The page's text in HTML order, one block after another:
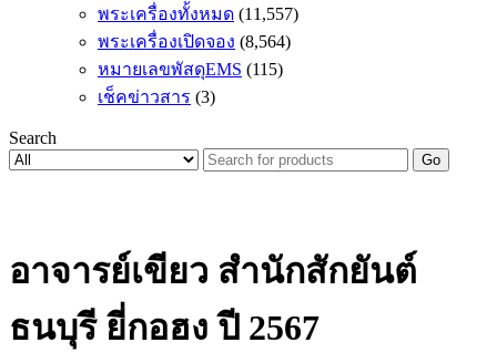
พระเครื่องทั้งหมด (11,557)
พระเครื่องเปิดจอง (8,564)
หมายเลขพัสดุEMS (115)
เช็คข่าวสาร (3)
Search
Go
อาจารย์เขียว สำนักสักยันต์
ธนบุรี ยี่กอฮง ปี 2567